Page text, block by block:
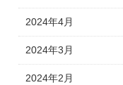
2024年4月
2024年3月
2024年2月